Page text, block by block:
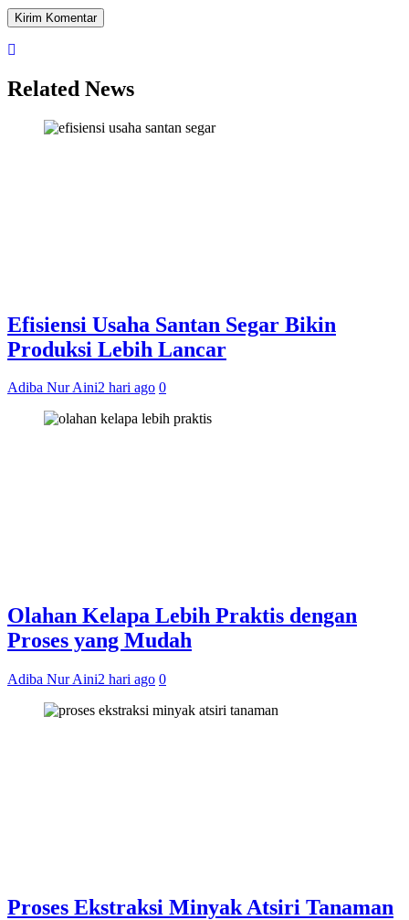
Related News
Efisiensi Usaha Santan Segar Bikin
Produksi Lebih Lancar
Adiba Nur Aini2 hari ago 0
Olahan Kelapa Lebih Praktis dengan
Proses yang Mudah
Adiba Nur Aini2 hari ago 0
Proses Ekstraksi Minyak Atsiri Tanaman